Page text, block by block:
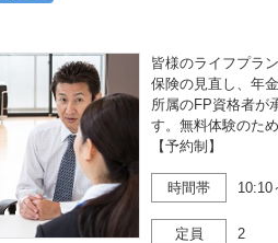
皆様のライフプラ
保険の見直し、年
所属のFP資格者が
す。無料体験のた
【予約制】
時間帯 10:10
定員 2